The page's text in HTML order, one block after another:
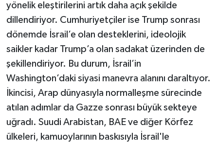
yönelik eleştirilerini artık daha açık şekilde
dillendiriyor. Cumhuriyetçiler ise Trump sonrası
dönemde İsrail’e olan desteklerini, ideolojik
saikler kadar Trump’a olan sadakat üzerinden de
şekillendiriyor. Bu durum, İsrail’in
Washington’daki siyasi manevra alanını daraltıyor.
İkincisi, Arap dünyasıyla normalleşme sürecinde
atılan adımlar da Gazze sonrası büyük sekteye
uğradı. Suudi Arabistan, BAE ve diğer Körfez
ülkeleri, kamuoylarının baskısıyla İsrail'le